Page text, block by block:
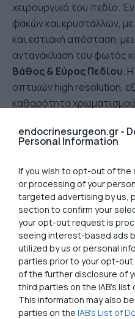
endocrinesurgeon.gr -
Personal Information
If you wish to opt-out of the
or processing of your
targeted advertising by us,
section to confirm your
your opt-out request is
seeing interest-based ads
utilized by us or personal
parties prior to your opt-
of the further disclosure of
third parties on the IAB’s
This information may also
parties on the IAB’s List of
χειρουργικό του πεδίο.
φακών και κρυστάλλων,
και εστιακή απόσταση,
αντανάκλαση του φωτός
Βάθος & Εύρος Πεδίου.
οπτικών high resolution,
καθαρότητα
Αδένων,μεγαλύτερη
Email
Νεότερες τεχνικές